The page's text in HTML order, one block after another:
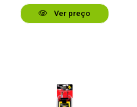
Ver preço